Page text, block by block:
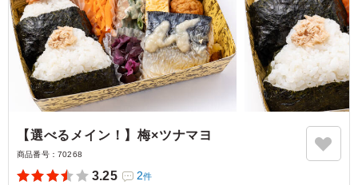
【選べるメイン！】梅×ツナマヨ
商品番号： 70268
3.25 2件